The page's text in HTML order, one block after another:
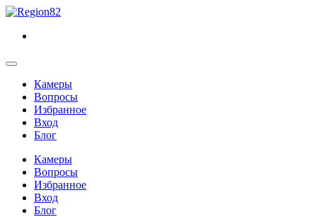
Камеры
Вопросы
Избранное
Вход
Блог
Камеры
Вопросы
Избранное
Вход
Блог